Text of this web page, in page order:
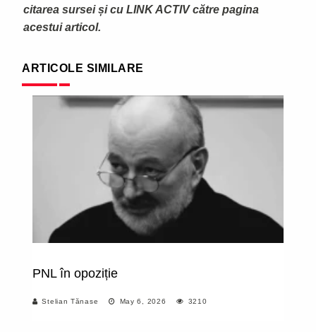
citarea sursei și cu LINK ACTIV către pagina
acestui articol.
ARTICOLE SIMILARE
PNL în opoziție
Stelian Tănase May 6, 2026 3210